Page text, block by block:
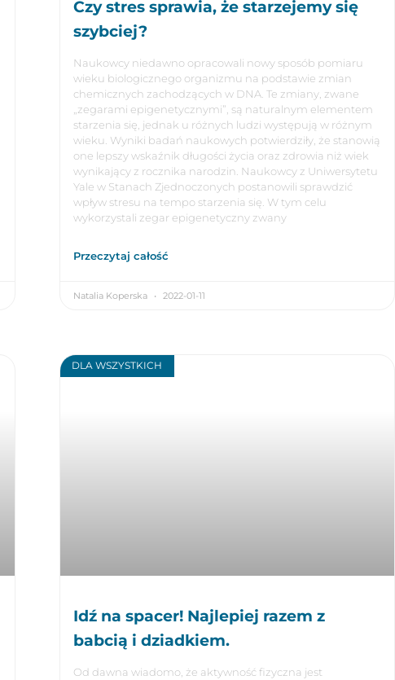
Czy stres sprawia, że starzejemy się
szybciej?
Naukowcy niedawno opracowali nowy sposób pomiaru
wieku biologicznego organizmu na podstawie zmian
chemicznych zachodzących w DNA. Te zmiany, zwane
„zegarami epigenetycznymi”, są naturalnym elementem
starzenia się, jednak u różnych ludzi występują w różnym
wieku. Wyniki badań naukowych potwierdziły, że stanowią
one lepszy wskaźnik długości życia oraz zdrowia niż wiek
wynikający z rocznika narodzin. Naukowcy z Uniwersytetu
Yale w Stanach Zjednoczonych postanowili sprawdzić
wpływ stresu na tempo starzenia się. W tym celu
wykorzystali zegar epigenetyczny zwany
Przeczytaj całość
Natalia Koperska 2022-01-11
DLA WSZYSTKICH
Idź na spacer! Najlepiej razem z
babcią i dziadkiem.
Od dawna wiadomo, że aktywność fizyczna jest